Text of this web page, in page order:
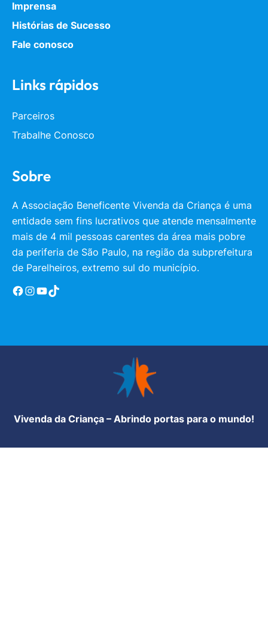
Imprensa
Histórias de Sucesso
Fale conosco
Links rápidos
Parceiros
Trabalhe Conosco
Sobre
A Associação Beneficente Vivenda da Criança é uma
entidade sem fins lucrativos que atende mensalmente
mais de 4 mil pessoas carentes da área mais pobre
da periferia de São Paulo, na região da subprefeitura
de Parelheiros, extremo sul do município.
Facebook
Instagram YouTube TikTok
Vivenda da Criança – Abrindo portas para o mundo!